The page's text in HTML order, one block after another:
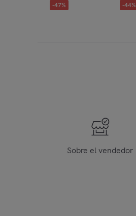
-47% -44%
Sobre el vendedor